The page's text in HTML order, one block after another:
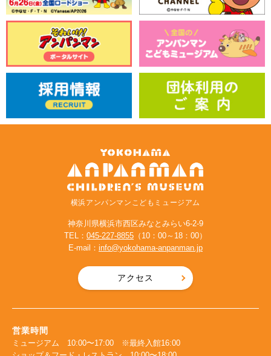
横浜アンパンマンこどもミュージアム
神奈川県横浜市西区みなとみらい6-2-9
TEL： 045-227-8855 （10：00～18：00）
E-mail： info@yokohama-anpanman.jp
アクセス
営業時間
ミュージアム 10:00〜17:00 ※最終入館16:00